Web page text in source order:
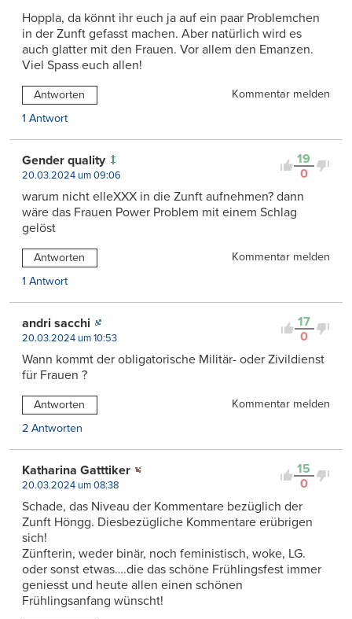
Hoppla, da könnt ihr euch ja auf ein paar Problemchen
in der Zunft gefasst machen. Aber natürlich wird es
auch glatter mit den Frauen. Vor allem den Emanzen.
Viel Spass euch allen!
Antworten
Kommentar melden
1 Antwort
19
0
Gender quality
20.03.2024 um 09:06
warum nicht elleXXX in die Zunft aufnehmen? dann
wäre das Frauen Power Problem mit einem Schlag
gelöst
Antworten
Kommentar melden
1 Antwort
17
0
andri sacchi
20.03.2024 um 10:53
Wann kommt der obligatorische Militär- oder Zivildienst
für Frauen ?
Antworten
Kommentar melden
2 Antworten
15
0
Katharina Gatttiker
20.03.2024 um 08:38
Schade, das Niveau der Kommentare bezüglich der
Zunft Höngg. Diesbezügliche Kommentare erübrigen
sich!
Zünfterin, weder binär, noch feministisch, woke, LG.
oder sonst etwas….die das schöne Frühlingsfest immer
geniesst und heute allen einen schönen
Frühlingsanfang wünscht!